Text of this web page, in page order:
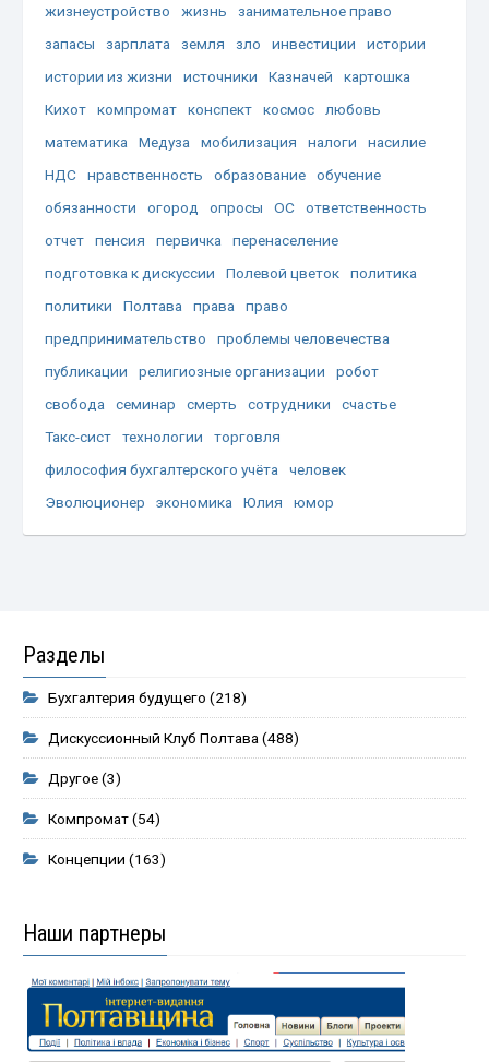
жизнеустройство
жизнь
занимательное право
запасы
зарплата земля зло инвестиции
истории
истории из жизни
источники Казначей
картошка
Кихот
компромат конспект космос
любовь
математика
Медуза мобилизация налоги
насилие
НДС
нравственность образование
обучение
обязанности
огород опросы ОС
ответственность
отчет
пенсия первичка
перенаселение
подготовка к дискуссии
Полевой цветок
политика
политики
Полтава права
право
предпринимательство
проблемы человечества
публикации
религиозные организации
робот
свобода
семинар смерть сотрудники
счастье
Такс-сист
технологии
торговля
философия бухгалтерского учёта
человек
Эволюционер
экономика Юлия юмор
Разделы
Бухгалтерия будущего (218)
Дискуссионный Клуб Полтава (488)
Другое(3)
Компромат(54)
Концепции (163)
Наши партнеры